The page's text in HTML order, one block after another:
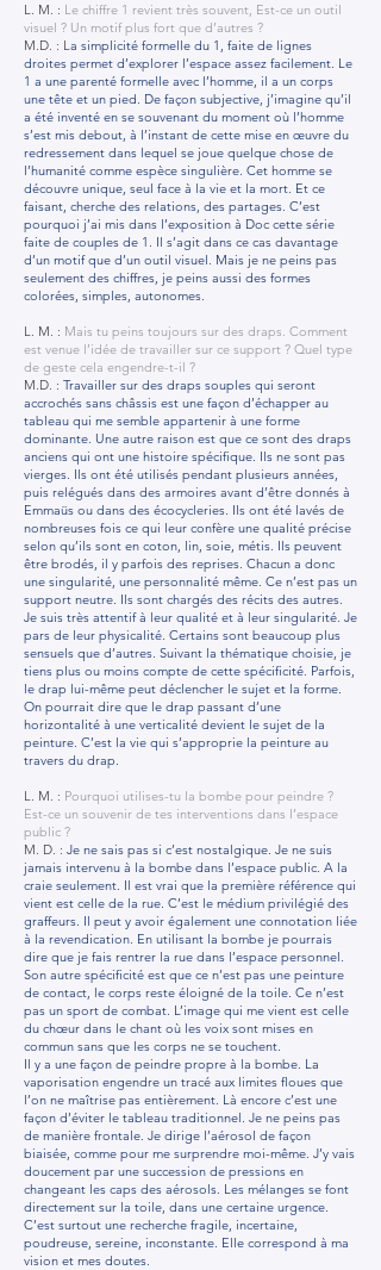
L. M. : Le chiffre 1 revient très souvent, Est-ce un outil
visuel ? Un motif plus fort que d’autres ?
M.D. : La simplicité formelle du 1, faite de lignes
droites permet d’explorer l’espace assez facilement. Le
1 a une parenté formelle avec l’homme, il a un corps
une tête et un pied. De façon subjective, j’imagine qu’il
a été inventé en se souvenant du moment où l’homme
s’est mis debout, à l’instant de cette mise en œuvre du
redressement dans lequel se joue quelque chose de
l’humanité comme espèce singulière. Cet homme se
découvre unique, seul face à la vie et la mort. Et ce
faisant, cherche des relations, des partages. C’est
pourquoi j’ai mis dans l’exposition à Doc cette série
faite de couples de 1. Il s’agit dans ce cas davantage
d’un motif que d’un outil visuel. Mais je ne peins pas
seulement des chiffres, je peins aussi des formes
colorées, simples, autonomes.
L. M. : Mais tu peins toujours sur des draps. Comment
est venue l’idée de travailler sur ce support ? Quel type
de geste cela engendre-t-il ?
M.D. : Travailler sur des draps souples qui seront
accrochés sans châssis est une façon d’échapper au
tableau qui me semble appartenir à une forme
dominante. Une autre raison est que ce sont des draps
anciens qui ont une histoire spécifique. Ils ne sont pas
vierges. Ils ont été utilisés pendant plusieurs années,
puis relégués dans des armoires avant d’être donnés à
Emmaüs ou dans des écocycleries. Ils ont été lavés de
nombreuses fois ce qui leur confère une qualité précise
selon qu’ils sont en coton, lin, soie, métis. Ils peuvent
être brodés, il y parfois des reprises. Chacun a donc
une singularité, une personnalité même. Ce n’est pas un
support neutre. Ils sont chargés des récits des autres.
Je suis très attentif à leur qualité et à leur singularité. Je
pars de leur physicalité. Certains sont beaucoup plus
sensuels que d’autres. Suivant la thématique choisie, je
tiens plus ou moins compte de cette spécificité. Parfois,
le drap lui-même peut déclencher le sujet et la forme.
On pourrait dire que le drap passant d’une
horizontalité à une verticalité devient le sujet de la
peinture. C’est la vie qui s’approprie la peinture au
travers du drap.
L. M. : Pourquoi utilises-tu la bombe pour peindre ?
Est-ce un souvenir de tes interventions dans l’espace
public ?
M. D. : Je ne sais pas si c’est nostalgique. Je ne suis
jamais intervenu à la bombe dans l’espace public. A la
craie seulement. Il est vrai que la première référence qui
vient est celle de la rue. C’est le médium privilégié des
graffeurs. Il peut y avoir également une connotation liée
à la revendication. En utilisant la bombe je pourrais
dire que je fais rentrer la rue dans l’espace personnel.
Son autre spécificité est que ce n’est pas une peinture
de contact, le corps reste éloigné de la toile. Ce n’est
pas un sport de combat. L’image qui me vient est celle
du chœur dans le chant où les voix sont mises en
commun sans que les corps ne se touchent.
Il y a une façon de peindre propre à la bombe. La
vaporisation engendre un tracé aux limites floues que
l’on ne maîtrise pas entièrement. Là encore c’est une
façon d’éviter le tableau traditionnel. Je ne peins pas
de manière frontale. Je dirige l’aérosol de façon
biaisée, comme pour me surprendre moi-même. J’y vais
doucement par une succession de pressions en
changeant les caps des aérosols. Les mélanges se font
directement sur la toile, dans une certaine urgence.
C’est surtout une recherche fragile, incertaine,
poudreuse, sereine, inconstante. Elle correspond à ma
vision et mes doutes.